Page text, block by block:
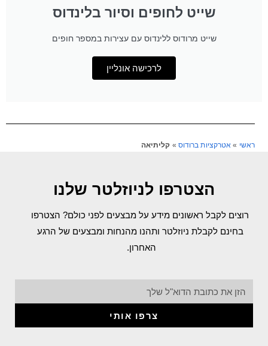
שייט לחופים וסיור בלינדוס
שייט מרודוס ללינדוס עם עצירות במספר חופים
לרכישה אונליין
ראשי » אטרקציות ברודוס » קליתיאה
הצטרפו לניוזלטר שלנו
רוצים לקבל ראשונים מידע על מבצעים לפני כולם? הצטרפו
בחינם לקבלת ניוזלטר ותהנו מהנחות ומבצעים של הרגע
האחרון.
צרפו אותי